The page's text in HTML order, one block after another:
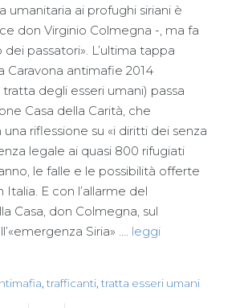
umanitaria ai profughi siriani è
don Virginio Colmegna -, ma fa
passatori». L’ultima tappa
Caravona antimafie 2014
degli esseri umani) passa
Casa della Carità, che
una riflessione su «i diritti dei senza
legale ai quasi 800 rifugiati
le falle e le possibilità offerte
Italia. E con l’allarme del
Casa, don Colmegna, sul
Siria» …. leggi
,trafficanti ,tratta esseri umani